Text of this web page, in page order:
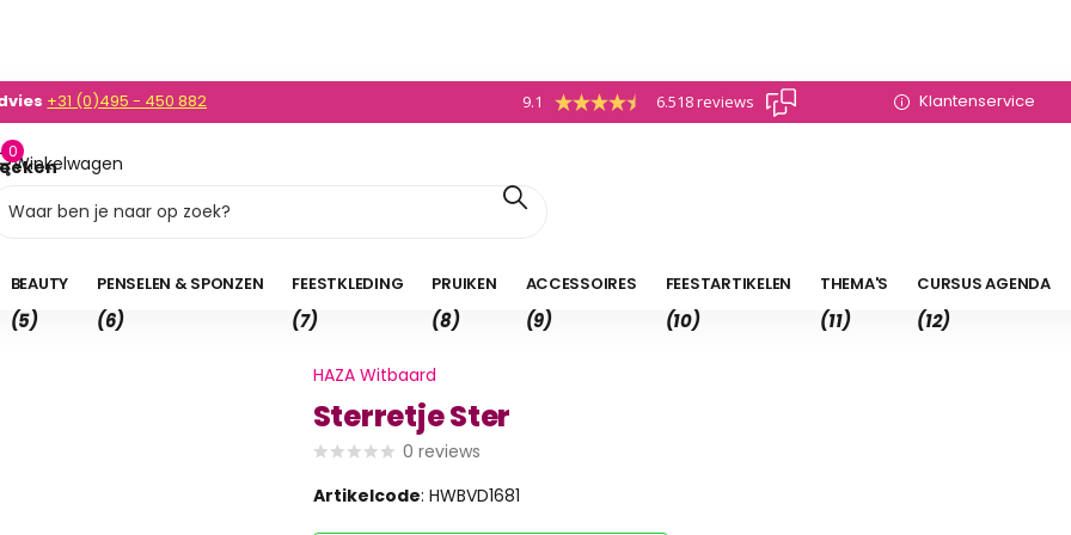
- 450 882
+31 (0)495 - 450 882 9.1 6.518 reviews Klantenservice
Winkelwagen
0
0,00
BEAUTY
(5)
PENSELEN & SPONZEN
(6)
FEESTKLEDING
(7)
PRUIKEN
(8)
ACCESSOIRES
(9)
FEESTARTIKELEN
(10)
THEMA'S
(11)
CURSUS AGENDA
(12)
HAZA Witbaard
Sterretje Ster
0 reviews
Artikelcode: HWBVD1681